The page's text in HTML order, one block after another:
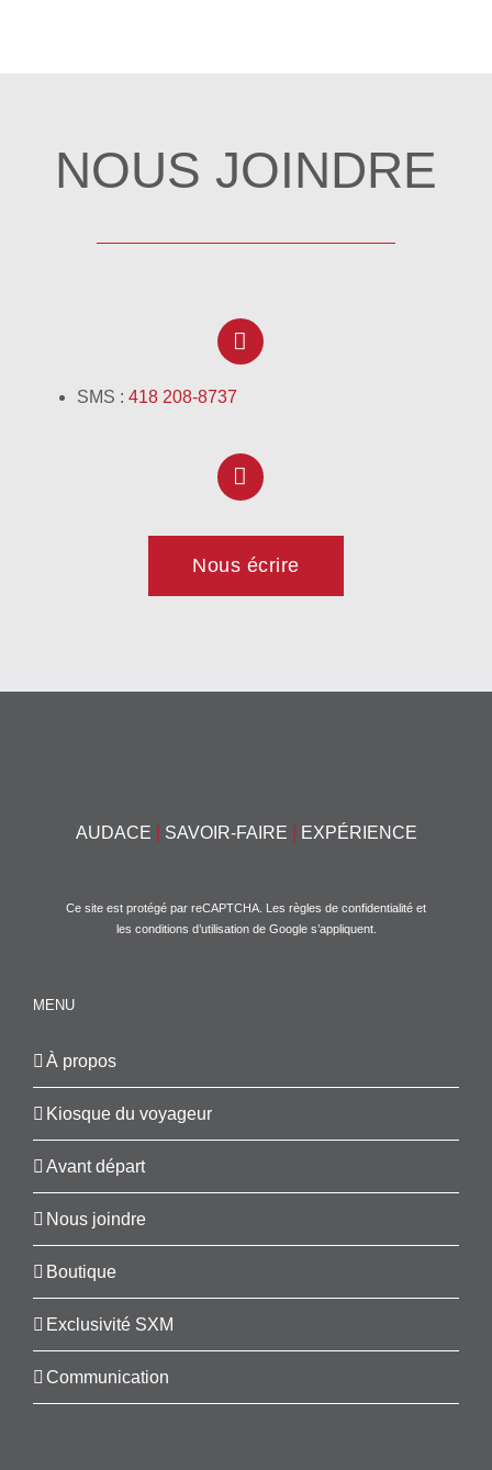
NOUS JOINDRE
SMS : 418 208-8737
Nous écrire
AUDACE SAVOIR-FAIRE EXPÉRIENCE
Ce site est protégé par reCAPTCHA. Les règles de confidentialité et
les conditions d’utilisationde Google s’appliquent.
MENU
À propos
Kiosque du voyageur
Avant départ
Nous joindre
Boutique
Exclusivité SXM
Communication